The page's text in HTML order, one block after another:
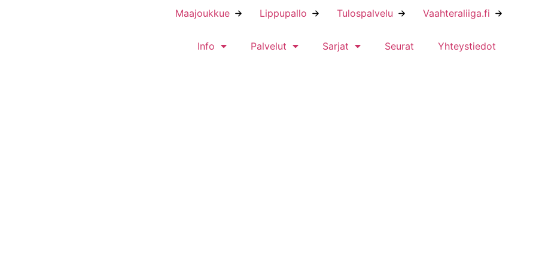
Maajoukkue Lippupallo Tulospalvelu Vaahteraliiga.fi
Info Palvelut Sarjat Seurat Yhteystiedot